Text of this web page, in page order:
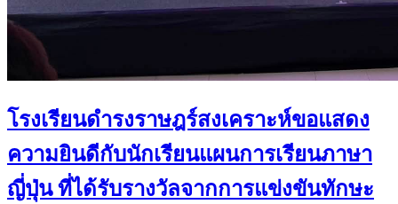
โรงเรียนดำรงราษฎร์สงเคราะห์ขอแสดง
ความยินดีกับนักเรียนแผนการเรียนภาษา
ญี่ปุ่น ที่ได้รับรางวัลจากการแข่งขันทักษะ